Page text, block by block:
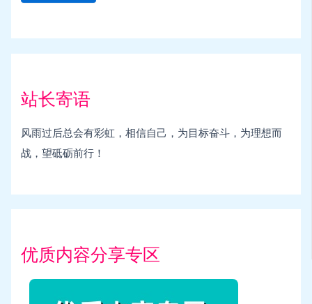
站长寄语
风雨过后总会有彩虹，相信自己，为目标奋斗，为理想而
战，望砥砺前行！
优质内容分享专区